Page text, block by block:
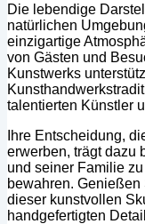
Die lebendige
natürlichen
einzigartige
von Gästen und
Kunstwerks
talentierten Künstler
Ihre Entscheidung,
erwerben, trägt dazu
und seiner Familie
bewahren.
dieser kunstvollen
handgefertigten